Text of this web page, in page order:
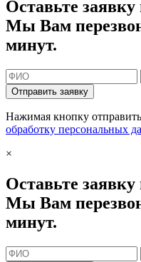
Оставьте
Мы Вам
минут.
Отправить заявку
Нажимая кнопку
обработку персональных
×
Оставьте
Мы Вам
минут.